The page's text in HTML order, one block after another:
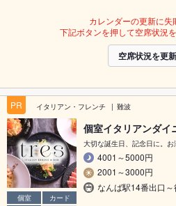
カレンダーの更新に失
下記ボタンを押して空席状況
空席状況を更
PR イタリアン・フレンチ 難波
個室
カード
個室イタリアンダ
大切な誕生日、記念日に。お
4001～5000円
2001～3000円
なんば駅14番出口